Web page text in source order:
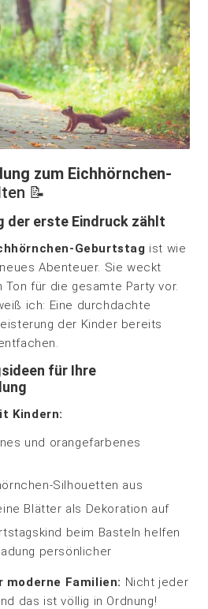
zum Eichhörnchen-
📝
der erste Eindruck zählt
Geburtstag ist wie
Abenteuer. Sie weckt
für die gesamte Party vor.
ich: Eine durchdachte
der Kinder bereits
für Ihre
Kindern:
und orangefarbenes
Silhouetten aus
Blätter als Dekoration auf
beim Basteln helfen
persönlicher
Familien: Nicht jeder
das ist völlig in Ordnung!